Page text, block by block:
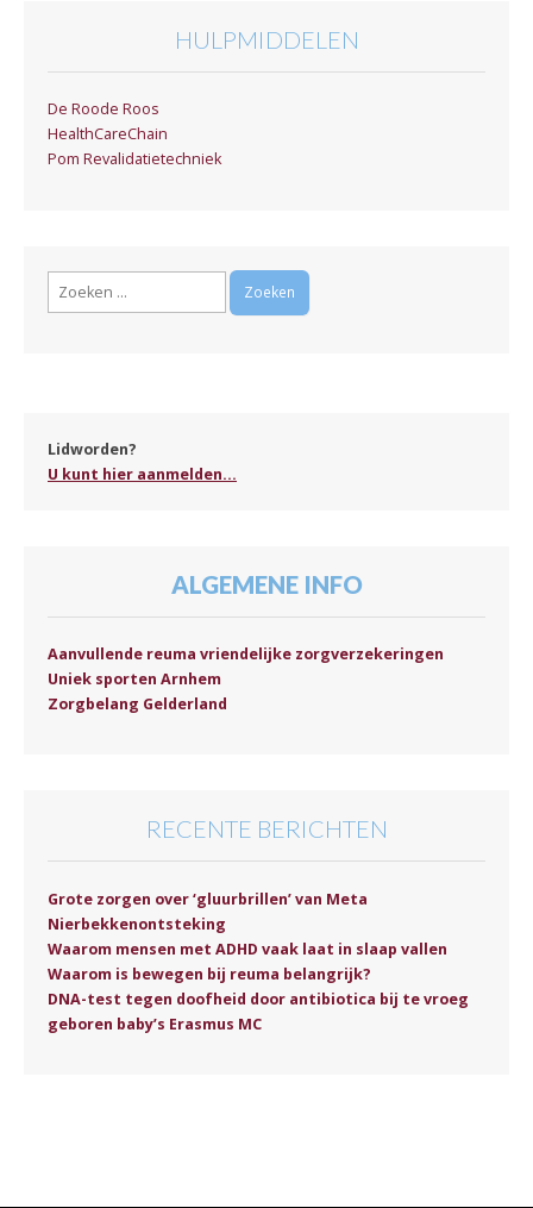
HULPMIDDELEN
De Roode Roos
HealthCareChain
Pom Revalidatietechniek
Zoeken
Lidworden?
U kunt hier aanmelden...
ALGEMENE INFO
Aanvullende reuma vriendelijke zorgverzekeringen
Uniek sporten Arnhem
Zorgbelang Gelderland
RECENTE BERICHTEN
Grote zorgen over ‘gluurbrillen’ van Meta
Nierbekkenontsteking
Waarom mensen met ADHD vaak laat in slaap vallen
Waarom is bewegen bij reuma belangrijk?
DNA-test tegen doofheid door antibiotica bij te vroeg
geboren baby’s Erasmus MC